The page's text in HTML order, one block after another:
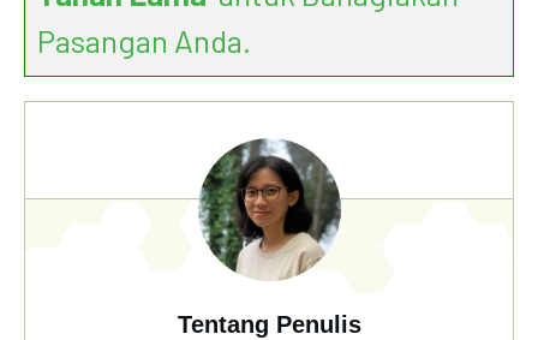
Pasangan Anda.
Tentang Penulis